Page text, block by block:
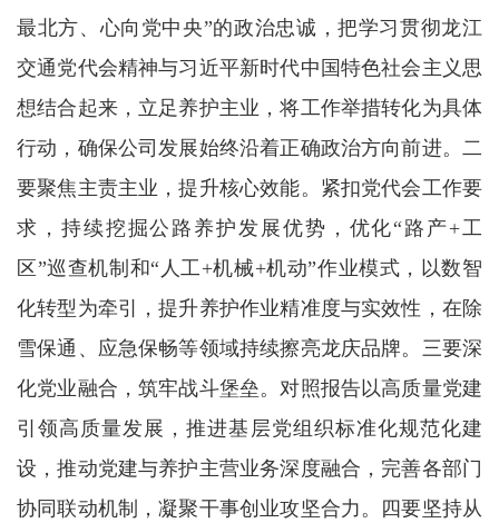
最北方、心向党中央”的政治忠诚，把学习贯彻龙江
交通党代会精神与习近平新时代中国特色社会主义思
想结合起来，立足养护主业，将工作举措转化为具体
行动，确保公司发展始终沿着正确政治方向前进。二
要聚焦主责主业，提升核心效能。紧扣党代会工作要
求，持续挖掘公路养护发展优势，优化“路产+工
区”巡查机制和“人工+机械+机动”作业模式，以数智
化转型为牵引，提升养护作业精准度与实效性，在除
雪保通、应急保畅等领域持续擦亮龙庆品牌。三要深
化党业融合，筑牢战斗堡垒。对照报告以高质量党建
引领高质量发展，推进基层党组织标准化规范化建
设，推动党建与养护主营业务深度融合，完善各部门
协同联动机制，凝聚干事创业攻坚合力。四要坚持从